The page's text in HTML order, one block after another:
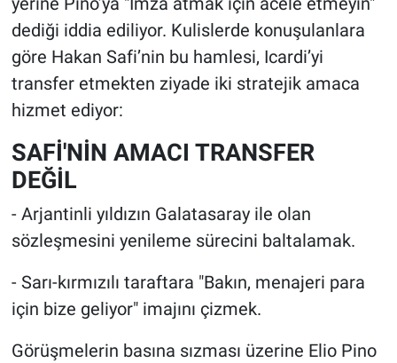
dediği iddia ediliyor. Kulislerde konuşulanlara
göre Hakan Safi’nin bu hamlesi, Icardi’yi
transfer etmekten ziyade iki stratejik amaca
hizmet ediyor:
SAFİ'NİN AMACI TRANSFER
DEĞİL
- Arjantinli yıldızın Galatasaray ile olan
sözleşmesini yenileme sürecini baltalamak.
- Sarı-kırmızılı taraftara "Bakın, menajeri para
için bize geliyor" imajını çizmek.
Görüşmelerin basına sızması üzerine Elio Pino